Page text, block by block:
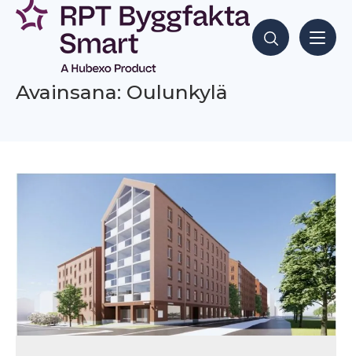
Siirry
sisältöön
Hae sisältöjä
Avainsana: Oulunkylä